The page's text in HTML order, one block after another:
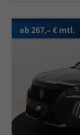
ab 267,– € mtl.